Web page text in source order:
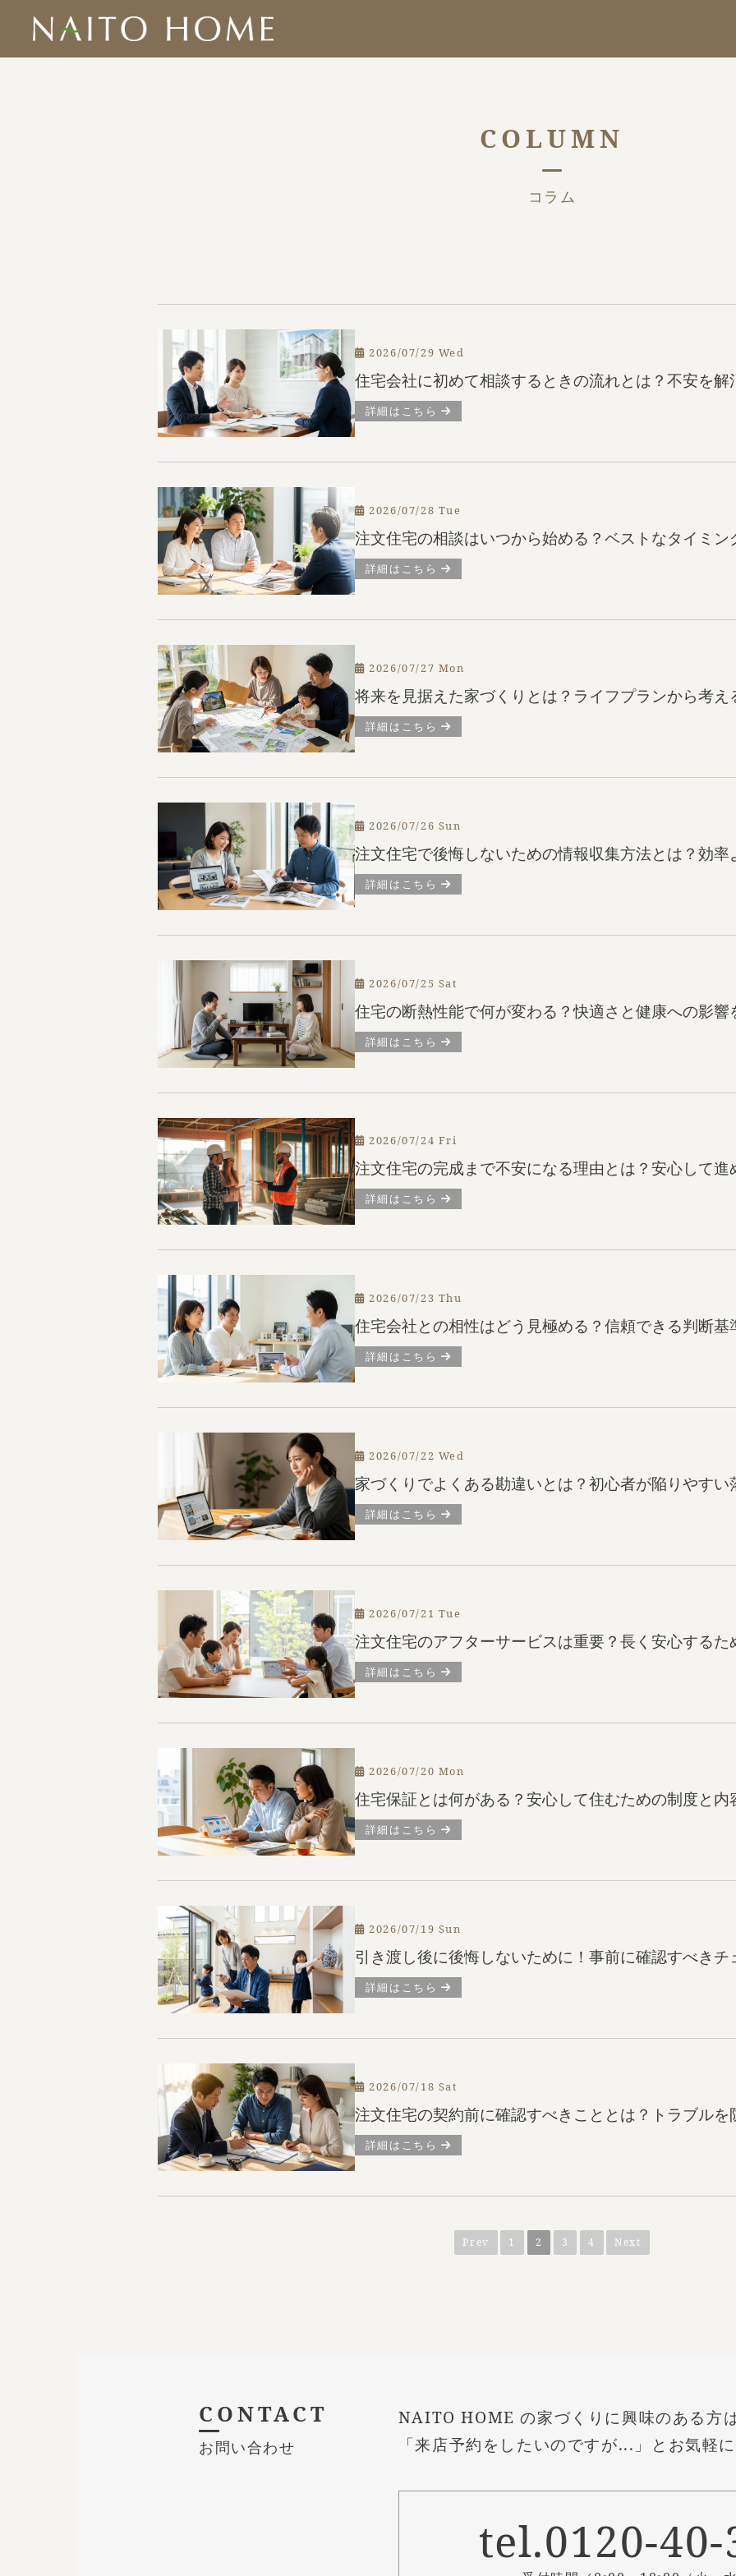
COLUMN
コラム
2026/07/29 Wed
住宅会社に初めて相談するときの流れとは？不安を解
詳細はこちら
2026/07/28 Tue
注文住宅の相談はいつから始める？ベストなタイミン
詳細はこちら
2026/07/27 Mon
将来を見据えた家づくりとは？ライフプランから考え
詳細はこちら
2026/07/26 Sun
注文住宅で後悔しないための情報収集方法とは？効率
詳細はこちら
2026/07/25 Sat
住宅の断熱性能で何が変わる？快適さと健康への影響
詳細はこちら
2026/07/24 Fri
注文住宅の完成まで不安になる理由とは？安心して進
詳細はこちら
2026/07/23 Thu
住宅会社との相性はどう見極める？信頼できる判断基
詳細はこちら
2026/07/22 Wed
家づくりでよくある勘違いとは？初心者が陥りやすい
詳細はこちら
2026/07/21 Tue
注文住宅のアフターサービスは重要？長く安心するた
詳細はこちら
2026/07/20 Mon
住宅保証とは何がある？安心して住むための制度と内
詳細はこちら
2026/07/19 Sun
引き渡し後に後悔しないために！事前に確認すべきチ
詳細はこちら
2026/07/18 Sat
注文住宅の契約前に確認すべきこととは？トラブルを
詳細はこちら
Prev 1 2 3 4 Next
CONTACT
お問い合わせ
NAITO HOME の家づくりに興味のある方
「来店予約をしたいのですが...」とお気軽
tel.0120-40-